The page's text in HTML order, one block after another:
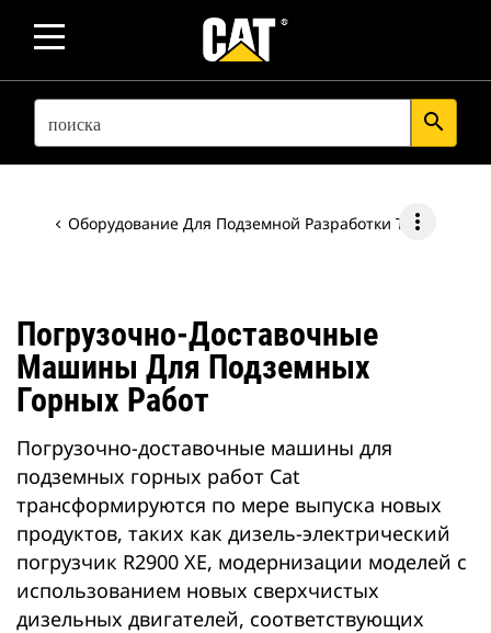
SEARCH search
Оборудование Для Подземной Разработки Твердых Породmore_vert
Погрузочно-Доставочные
Машины Для Подземных
Горных Работ
Погрузочно-доставочные машины для
подземных горных работ Cat
трансформируются по мере выпуска новых
продуктов, таких как дизель-электрический
погрузчик R2900 XE, модернизации моделей с
использованием новых сверхчистых
дизельных двигателей, соответствующих